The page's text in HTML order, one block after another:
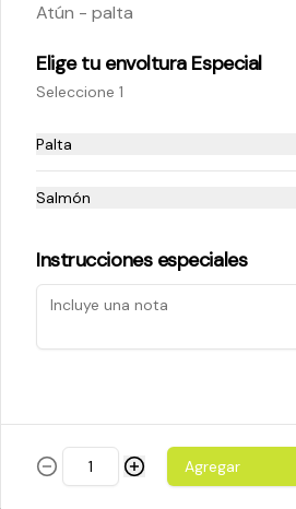
$5.200
$5.800
Atún - palta
Elige tu envoltura Especial
Seleccione 1
Palta
Salmón
Instrucciones especiales
Agregar